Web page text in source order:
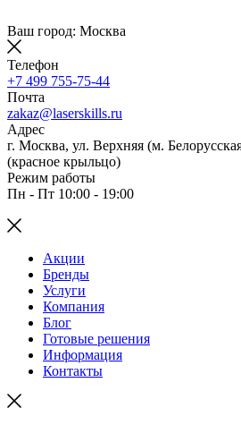
Ваш город: Москва
Телефон
+7 499 755-75-44
Почта
zakaz@laserskills.ru
Адрес
г. Москва, ул. Верхняя (м.
(красное крыльцо)
Режим работы
Пн - Пт 10:00 - 19:00
Акции
Бренды
Услуги
Компания
Блог
Готовые решения
Информация
Контакты